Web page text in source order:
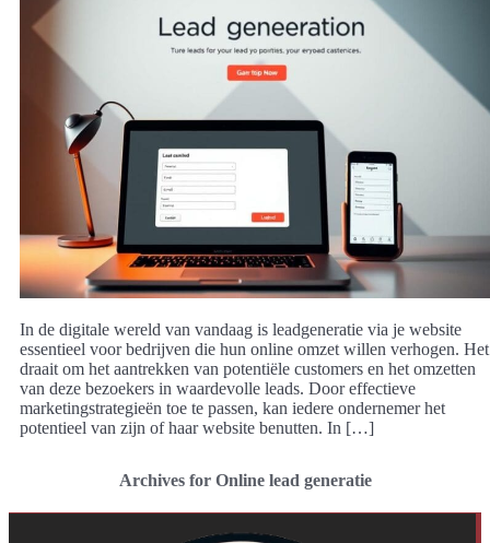
In de digitale wereld van vandaag is leadgeneratie via je website
essentieel voor bedrijven die hun online omzet willen verhogen. Het
draait om het aantrekken van potentiële customers en het omzetten
van deze bezoekers in waardevolle leads. Door effectieve
marketingstrategieën toe te passen, kan iedere ondernemer het
potentieel van zijn of haar website benutten. In […]
Archives for Online lead generatie